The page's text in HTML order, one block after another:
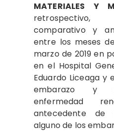
MATERIALES Y
comparativo y
entre los meses
marzo de 2019 en
en el Hospital
Eduardo Liceaga y
embarazo y
enfermedad
antecedente de
alguno de los